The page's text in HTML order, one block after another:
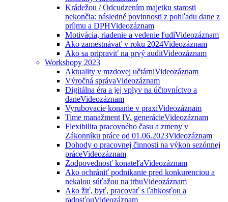
Krádežou / Odcudzením majetku starosti
nekončia: následné povinnosti z pohľadu dane z
príjmu a DPHVideozáznam
Motivácia, riadenie a vedenie ľudíVideozáznam
Ako zamestnávať v roku 2024Videozáznam
Ako sa pripraviť na prvý auditVideozáznam
Workshopy 2023
Aktuality v mzdovej učtárniVideozáznam
Výročná správaVideozáznam
Digitálna éra a jej vplyv na účtovníctvo a
daneVideozáznam
Vyrubovacie konanie v praxiVideozáznam
Time manažment IV. generácieVideozáznam
Flexibilita pracovného času a zmeny v
Zákonníku práce od 01.06.2023Videozáznam
Dohody o pracovnej činnosti na výkon sezónnej
práceVideozáznam
Zodpovednosť konateľaVideozáznam
Ako ochrániť podnikanie pred konkurenciou a
nekalou súťažou na trhuVideozáznam
Ako žiť, byť, pracovať s ľahkosťou a
radosťouVideozáznam